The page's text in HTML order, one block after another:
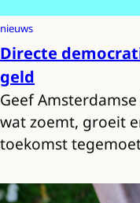
nieuws
Directe
geld
Geef
wat zoemt, groeit
toekomst